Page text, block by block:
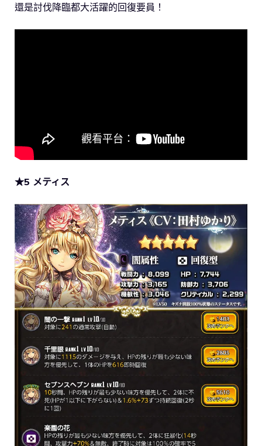
還是討伐降臨都大活躍的回復要員！
★5 メティス